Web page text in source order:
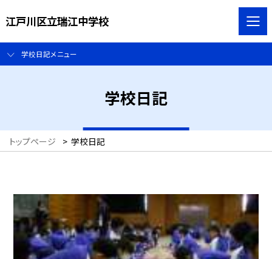
江戸川区立瑞江中学校
学校日記メニュー
学校日記
トップページ > 学校日記